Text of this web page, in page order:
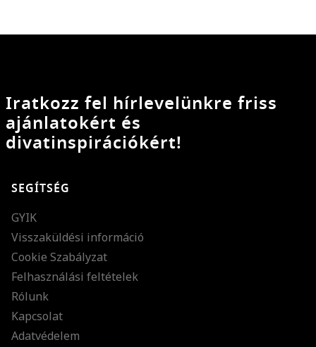
Iratkozz fel hírlevelünkre friss
ajánlatokért és
divatinspirációkért!
SEGÍTSÉG
GYIK
Visszaküldési információ
Cookie Szabályzat
Felhasználási feltételek
Rólunk
Kapcsolat
Adatvédelem